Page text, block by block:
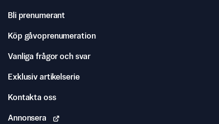
Bli prenumerant
Köp gåvoprenumeration
Vanliga frågor och svar
Exklusiv artikelserie
Kontakta oss
Annonsera